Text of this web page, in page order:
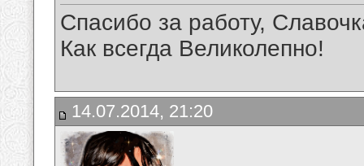
Спасибо за работу,
Как всегда Великолепно!
14.07.2014, 21:20